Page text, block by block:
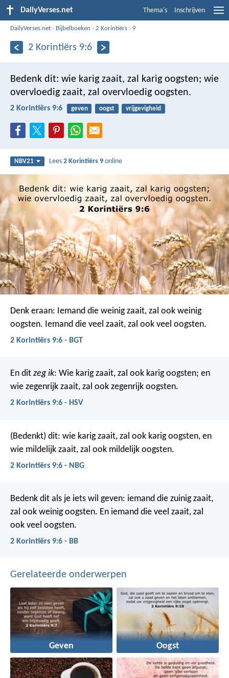
DailyVerses.net Thema's Inschrijven
DailyVerses.net › Bijbelboeken ›2 Korintiërs › 9
2 Korintiërs 9:6
Bedenk dit: wie karig zaait, zal karig oogsten; wie
overvloedig zaait, zal overvloedig oogsten.
2 Korintiërs 9:6 geven oogst vrijgevigheid
NBV21 Lees2 Korintiërs 9 online
Denk eraan: Iemand die weinig zaait, zal ook weinig
oogsten. Iemand die veel zaait, zal ook veel oogsten.
2 Korintiërs 9:6 - BGT
En dit zeg ik: Wie karig zaait, zal ook karig oogsten; en
wie zegenrijk zaait, zal ook zegenrijk oogsten.
2 Korintiërs 9:6 - HSV
(Bedenkt) dit: wie karig zaait, zal ook karig oogsten, en
wie mildelijk zaait, zal ook mildelijk oogsten.
2 Korintiërs 9:6 - NBG
Bedenk dit als je iets wil geven: iemand die zuinig zaait,
zal ook weinig oogsten. En iemand die veel zaait, zal
ook veel oogsten.
2 Korintiërs 9:6 - BB
Gerelateerde onderwerpen
Geven Oogst